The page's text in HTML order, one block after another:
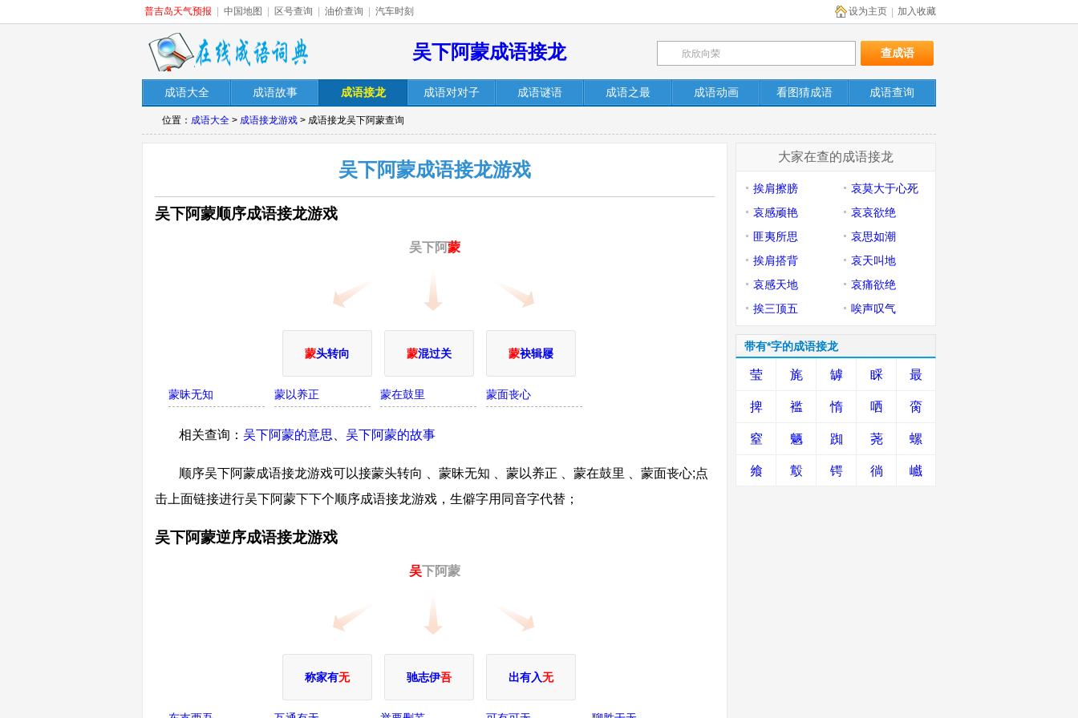
普吉岛天气预报 中国地图 区号查询 油价查询 汽车时刻 加入收藏
设为主页
吴下阿蒙成语接龙
成语大全 成语故事 成语接龙 成语对对子 成语谜语 成语之最 成语动画 看图猜成语 成语查询
位置： 成语大全 > 成语接龙游戏 > 成语接龙吴下阿蒙查询
吴下阿蒙成语接龙游戏
吴下阿蒙顺序成语接龙游戏
吴下阿蒙
蒙头转向 蒙混过关 蒙袂辑屦
蒙昧无知 蒙以养正 蒙在鼓里 蒙面丧心
相关查询： 吴下阿蒙的意思 吴下阿蒙的故事
顺序吴下阿蒙成语接龙游戏可以接蒙头转向 、蒙昧无知 、蒙以养正 、蒙在鼓里 、蒙面丧心;点
击上面链接进行吴下阿蒙下下个顺序成语接龙游戏，生僻字用同音字代替；
吴下阿蒙逆序成语接龙游戏
吴下阿蒙
称家有无 驰志伊吾 出有入无
大家在查的成语接龙
挨肩擦膀
哀莫大于心死
哀感顽艳
哀哀欲绝
匪夷所思
哀思如潮
挨肩搭背
哀天叫地
哀感天地
哀痛欲绝
挨三顶五
唉声叹气
带有*字的成语接龙
莹 旄 罅 睬 最
捭 褴 惰 哂 脔
窒 魉 踟 荛 螺
飨 鷇 锷 徜 巇